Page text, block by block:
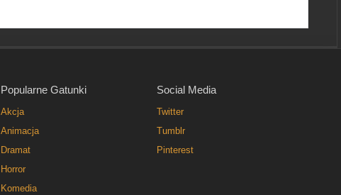
Popularne Gatunki
Akcja
Animacja
Dramat
Horror
Komedia
Social Media
Twitter
Tumblr
Pinterest